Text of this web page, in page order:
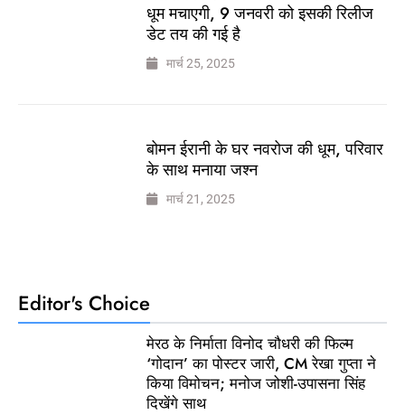
धूम मचाएगी, 9 जनवरी को इसकी रिलीज
डेट तय की गई है
मार्च 25, 2025
बोमन ईरानी के घर नवरोज की धूम, परिवार
के साथ मनाया जश्न
मार्च 21, 2025
Editor's Choice
मेरठ के निर्माता विनोद चौधरी की फिल्म
‘गोदान’ का पोस्टर जारी, CM रेखा गुप्ता ने
किया विमोचन; मनोज जोशी-उपासना सिंह
दिखेंगे साथ